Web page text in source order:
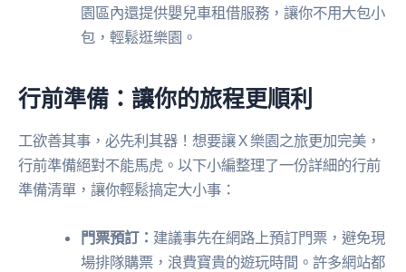
園區內還提供嬰兒車租借服務，讓你不用大包小
包，輕鬆逛樂園。
行前準備：讓你的旅程更順利
工欲善其事，必先利其器！想要讓Ｘ樂園之旅更加完美，
行前準備絕對不能馬虎。以下小編整理了一份詳細的行前
準備清單，讓你輕鬆搞定大小事：
門票預訂： 建議事先在網路上預訂門票，避免現
場排隊購票，浪費寶貴的遊玩時間。許多網站都